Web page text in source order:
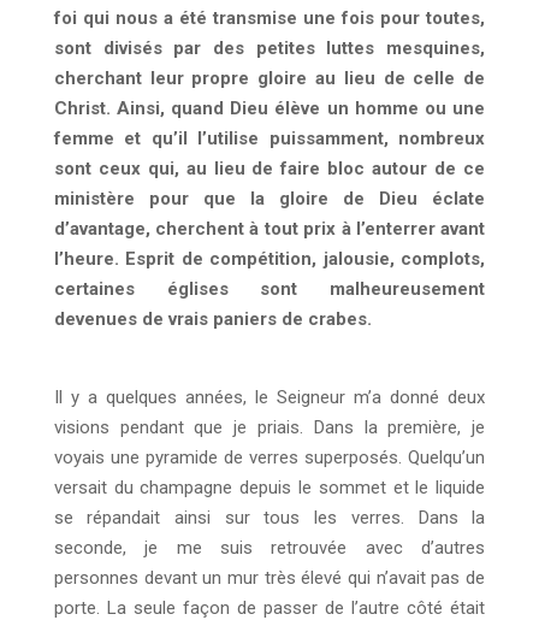
foi qui nous a été transmise une fois pour toutes,
sont divisés par des petites luttes mesquines,
cherchant leur propre gloire au lieu de celle de
Christ. Ainsi, quand Dieu élève un homme ou une
femme et qu’il l’utilise puissamment, nombreux
sont ceux qui, au lieu de faire bloc autour de ce
ministère pour que la gloire de Dieu éclate
d’avantage, cherchent à tout prix à l’enterrer avant
l’heure. Esprit de compétition, jalousie, complots,
certaines églises sont malheureusement
devenues de vrais paniers de crabes.
Il y a quelques années, le Seigneur m’a donné deux
visions pendant que je priais. Dans la première, je
voyais une pyramide de verres superposés. Quelqu’un
versait du champagne depuis le sommet et le liquide
se répandait ainsi sur tous les verres. Dans la
seconde, je me suis retrouvée avec d’autres
personnes devant un mur très élevé qui n’avait pas de
porte. La seule façon de passer de l’autre côté était